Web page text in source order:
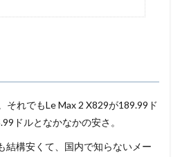
それでもLe Max 2 X829が189.99ド
ドルとなかなかの安さ。
結構安くて、国内で知らないメー